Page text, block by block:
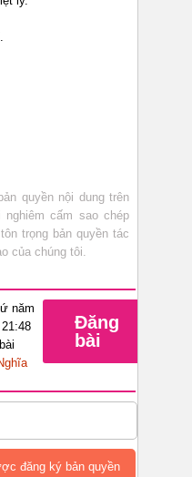
quyền nội dung trên
cấm sao chép
trọng bản quyền tác
của chúng tôi.
năm
Đăng
bài
đăng ký bản quyền